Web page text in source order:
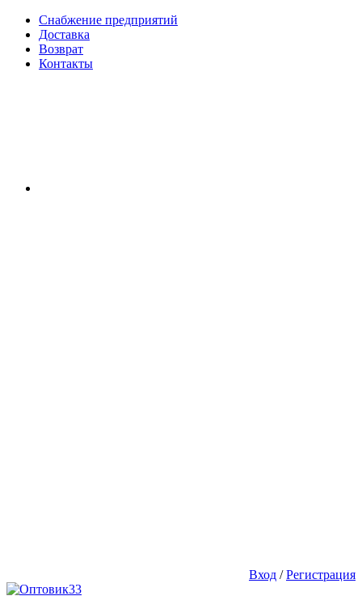
Снабжение предприятий
Доставка
Возврат
Контакты
Вход /Регистрация